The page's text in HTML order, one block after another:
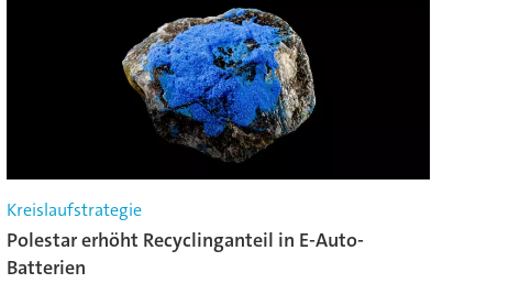
Kreislaufstrategie
Polestar erhöht Recyclinganteil in E-Auto-
Batterien